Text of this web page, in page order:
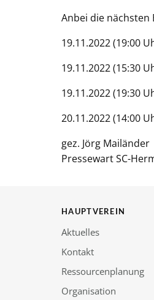
Anbei die nächsten
19.11.2022 (19:00
19.11.2022 (15:30
19.11.2022 (19:30
20.11.2022 (14:00
gez. Jörg Mailänder
Pressewart SC-
HAUPTVEREIN
Aktuelles
Kontakt
Ressourcenplanung
Organisation